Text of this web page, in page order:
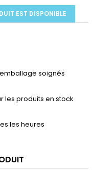
EST DISPONIBLE
emballage soignés
les produits en stock
les heures